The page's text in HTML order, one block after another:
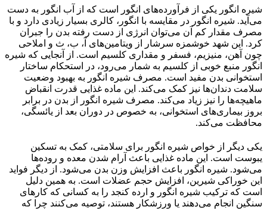
شیره انگور یکی از فرآورده‌های انگور است که از آب انگور به دست
می‌آید. شیره انگور در مقایسه با انگور، کالری بسیار زیادی دارد و با
مصرف مقدار کم آن می‌توان انرژی از دست رفته بدن را جبران
کرد. این شهد خوشمزه سرشار از ویتامین‌های آ، ب، ث و املاحی
چون آهن، منیزیم، فسفر و مقداری کلسیم است. از آنجایی که شیره
انگور منبع خوبی از کلسیم به شمار می‌رود، در استحکام ساختار
استخوانی بدن مفید است. مصرف شیره انگور به بهبود وضعیت
سلامت دندان‌ها نیز کمک می‌کند. این ماده غذایی قدرت انقباض
ماهیچه‌ها را نیز زیاد می‌کند. مصرف شیره انگور از بدن در برابر
بروز بیماری‌های استخوانی، به خصوص در دوران بعد از یائسگی،
محافظت می‌کند.
یکی دیگر از خواص شیره انگور برای سلامتی، کمک به تسکین
یبوست است. این ماده غذایی باعث آرام شدن معده و روده‌ها
می‌شود. شیره انگور باعث افزایش وزن بدن می‌شود. از دیگر فواید
این خوراکی شیرین، افزایش حجم عضلات است. به همین دلیل
است که ترکیب شیره انگور و ارده کنجد را به کسانی که کارهای
سنگین انجام می‌دهند یا ورزشکار هستند، توصیه می‌کنند چرا که